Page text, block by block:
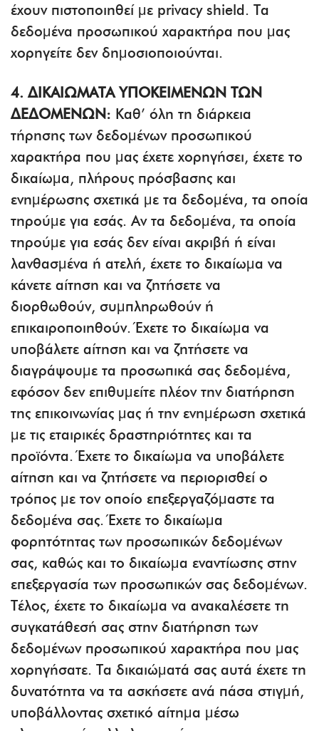
έχουν πιστοποιηθεί με privacy shield. Τα
δεδομένα προσωπικού χαρακτήρα που μας
χορηγείτε δεν δημοσιοποιούνται.
4. ΔΙΚΑΙΩΜΑΤΑ ΥΠΟΚΕΙΜΕΝΩΝ ΤΩΝ
ΔΕΔΟΜΕΝΩΝ: Καθ’ όλη τη διάρκεια
τήρησης των δεδομένων προσωπικού
χαρακτήρα που μας έχετε χορηγήσει, έχετε το
δικαίωμα, πλήρους πρόσβασης και
ενημέρωσης σχετικά με τα δεδομένα, τα οποία
τηρούμε για εσάς. Αν τα δεδομένα, τα οποία
τηρούμε για εσάς δεν είναι ακριβή ή είναι
λανθασμένα ή ατελή, έχετε το δικαίωμα να
κάνετε αίτηση και να ζητήσετε να
διορθωθούν, συμπληρωθούν ή
επικαιροποιηθούν. Έχετε το δικαίωμα να
υποβάλετε αίτηση και να ζητήσετε να
διαγράψουμε τα προσωπικά σας δεδομένα,
εφόσον δεν επιθυμείτε πλέον την διατήρηση
της επικοινωνίας μας ή την ενημέρωση σχετικά
με τις εταιρικές δραστηριότητες και τα
προϊόντα. Έχετε το δικαίωμα να υποβάλετε
αίτηση και να ζητήσετε να περιορισθεί ο
τρόπος με τον οποίο επεξεργαζόμαστε τα
δεδομένα σας. Έχετε το δικαίωμα
φορητότητας των προσωπικών δεδομένων
σας, καθώς και το δικαίωμα εναντίωσης στην
επεξεργασία των προσωπικών σας δεδομένων.
Τέλος, έχετε το δικαίωμα να ανακαλέσετε τη
συγκατάθεσή σας στην διατήρηση των
δεδομένων προσωπικού χαρακτήρα που μας
χορηγήσατε. Τα δικαιώματά σας αυτά έχετε τη
δυνατότητα να τα ασκήσετε ανά πάσα στιγμή,
υποβάλλοντας σχετικό αίτημα μέσω